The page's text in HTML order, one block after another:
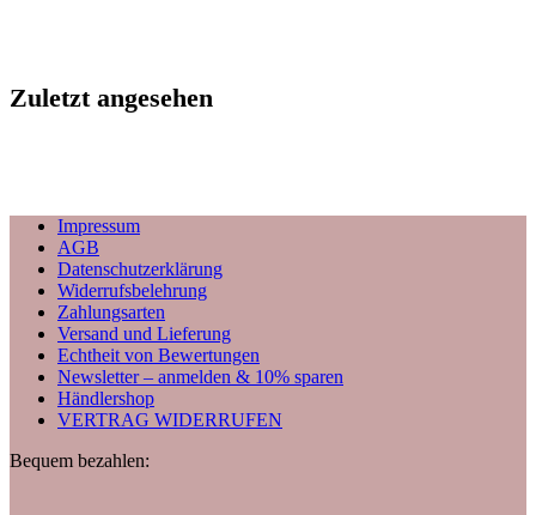
Zuletzt angesehen
Impressum
AGB
Datenschutzerklärung
Widerrufsbelehrung
Zahlungsarten
Versand und Lieferung
Echtheit von Bewertungen
Newsletter – anmelden & 10% sparen
Händlershop
VERTRAG WIDERRUFEN
Bequem bezahlen: